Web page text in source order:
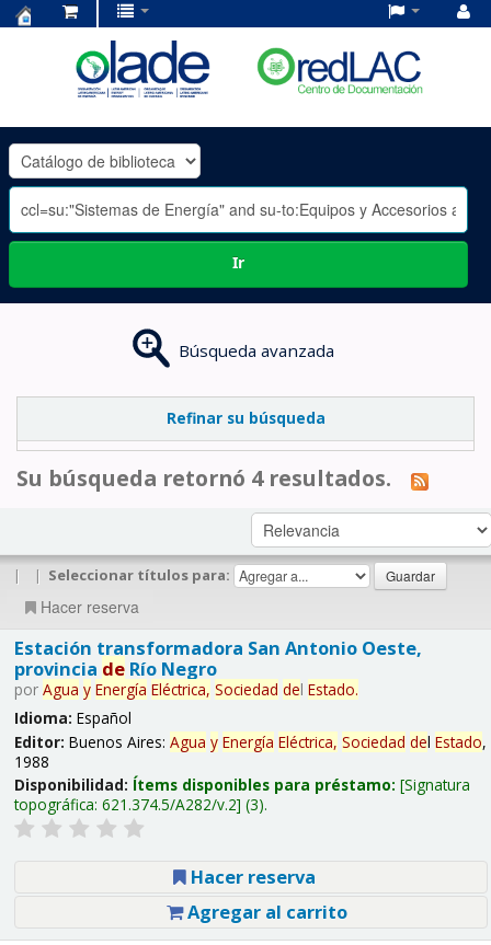
OLADE
-
Ir
Búsqueda avanzada
Refinar su búsqueda
Su búsqueda retornó 4 resultados.
| | Seleccionar títulos para:
Hacer reserva
Estación transformadora San Antonio Oeste,
provincia deRío Negro
por Agua y Energía Eléctrica, Sociedad del Estado.
Idioma: Español
Editor: Buenos Aires: Agua y Energía Eléctrica, Sociedad del Estado,
1988
Disponibilidad: Ítems disponibles para préstamo: Signatura
topográfica: 621.374.5/A282/v.2 (3).
Hacer reserva
Agregar al carrito